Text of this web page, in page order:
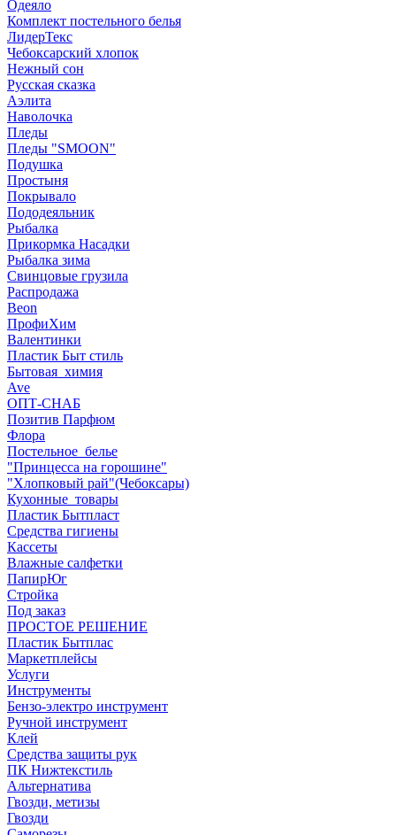
Одеяло
Комплект постельного белья
ЛидерТекс
Чебоксарский хлопок
Нежный сон
Русская сказка
Аэлита
Наволочка
Пледы
Пледы "SMOON"
Подушка
Простыня
Покрывало
Пододеяльник
Рыбалка
Прикормка Насадки
Рыбалка зима
Свинцовые грузила
Распродажа
Beon
ПрофиХим
Валентинки
Пластик Быт стиль
Бытовая_химия
Ave
ОПТ-СНАБ
Позитив Парфюм
Флора
Постельное_белье
"Принцесса на горошине"
"Хлопковый рай"(Чебоксары)
Кухонные_товары
Пластик Бытпласт
Средства гигиены
Кассеты
Влажные салфетки
ПапирЮг
Стройка
Под заказ
ПРОСТОЕ РЕШЕНИЕ
Пластик Бытплас
Маркетплейсы
Услуги
Инструменты
Бензо-электро инструмент
Ручной инструмент
Клей
Средства защиты рук
ПК Нижтекстиль
Альтернатива
Гвозди, метизы
Гвозди